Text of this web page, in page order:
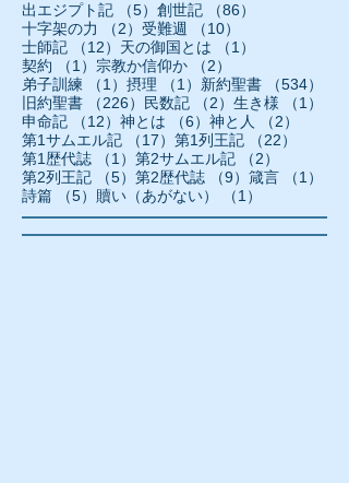
出エジプト記
（5） 5件の記事
創世記 （86）
十字架の力
（2） 2件の記事
受難週 （10）
士師記
（12） 12件の記事
天の御国とは （1）
契約
（1） 1件の記事
宗教か信仰か （2）
弟子訓練
（1） 1件の記事
摂理 （1） 1件の記事
新約聖書 （534）
旧約聖書
（226） 226件の記事
民数記 （2） 2件の記事
生き様 （1）
申命記
（12） 12件の記事
神とは （6） 6件の記事
神と人 （2）
第1サムエル記
（17） 17件の記事
第1列王記 （22）
第1歴代誌
（1） 1件の記事
第2サムエル記 （2）
第2列王記
（5） 5件の記事
第2歴代誌 （9） 9件の記事
箴言 （1）
詩篇
（5） 5件の記事
贖い（あがない） （1）